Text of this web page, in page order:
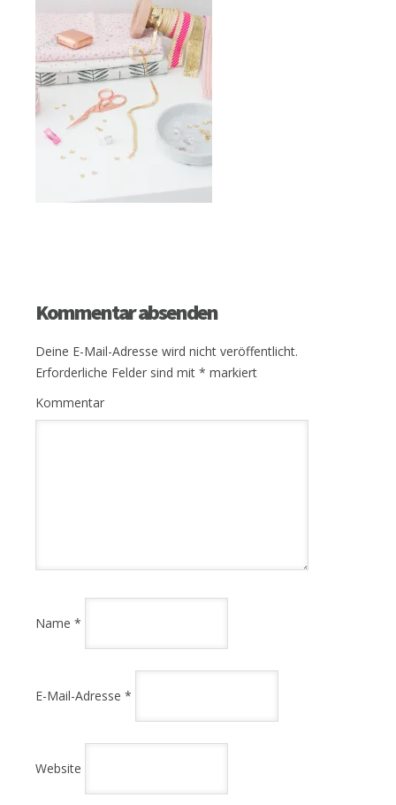
Kommentar absenden
Deine E-Mail-Adresse wird nicht veröffentlicht.
Erforderliche Felder sind mit * markiert
Kommentar
Name *
E-Mail-Adresse *
Website